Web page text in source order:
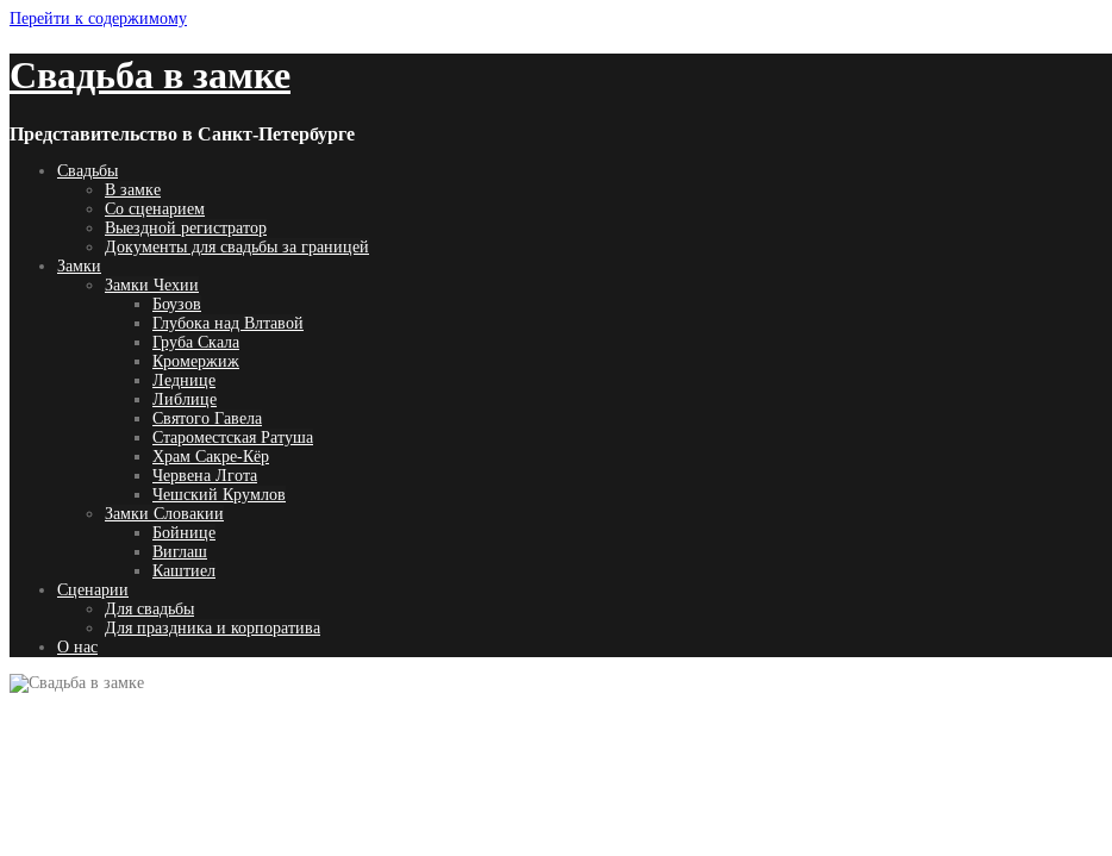
Перейти к содержимому
Свадьба в замке
Представительство в Санкт-Петербурге
Свадьбы
В замке
Со сценарием
Выездной регистратор
Документы для свадьбы за границей
Замки
Замки Чехии
Боузов
Глубока над Влтавой
Груба Скала
Кромержиж
Леднице
Либлице
Святого Гавела
Староместская Ратуша
Храм Сакре-Кёр
Червена Лгота
Чешский Крумлов
Замки Словакии
Бойнице
Виглаш
Каштиел
Сценарии
Для свадьбы
Для праздника и корпоратива
О нас